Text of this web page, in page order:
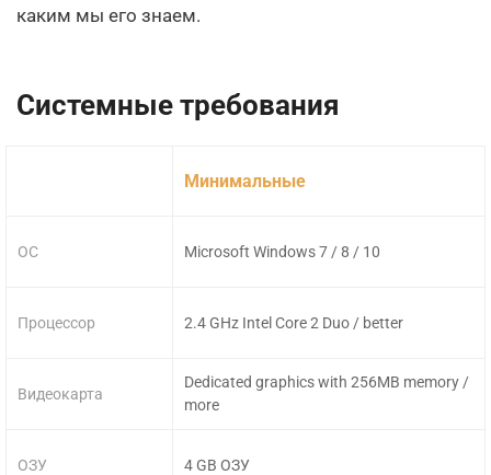
каким мы его знаем.
Системные требования
ОС
Процессор
Видеокарта
ОЗУ
Минимальные
Microsoft Windows 7 / 8 / 10
2.4 GHz Intel Core 2 Duo / better
Dedicated graphics with 256MB memory /
more
4 GB ОЗУ